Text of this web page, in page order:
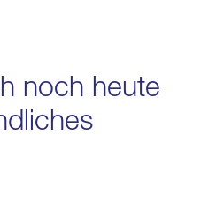
noch heute